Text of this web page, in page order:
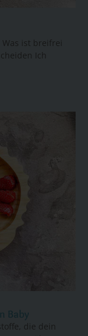
ist breifrei
Ich
Baby
die dein